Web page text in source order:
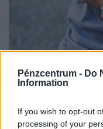
Pénzcentrum - Do
Information
If you wish to opt-out
processing of your
Visszatér a
gyűjtőfüzet